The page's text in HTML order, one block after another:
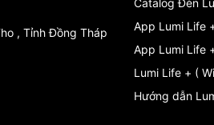
, Tỉnh Đồng Tháp
App Lumi Life
App Lumi Life
Lumi Life + (
Hướng dẫn